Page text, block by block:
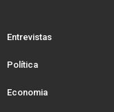
Entrevistas
Política
Economia